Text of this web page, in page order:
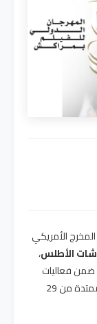
الأمريكي
الأطلس،
التي ستُقام في الفترة ما بين 1 و5 ديسمبر 2024 ضمن فعاليات
الدورة الـ21 للمهرجان الدولي للفيلم بمراكش، الممتدة من 29